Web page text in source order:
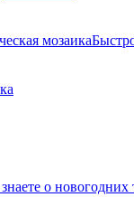
мозаика
о новогодних